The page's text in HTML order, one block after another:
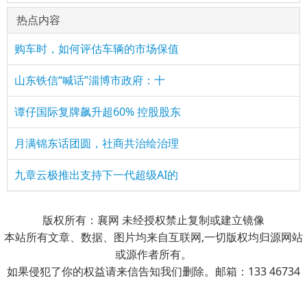
热点内容
购车时，如何评估车辆的市场保值
山东铁信“喊话”淄博市政府：十
谭仔国际复牌飙升超60% 控股股东
月满锦东话团圆，社商共治绘治理
九章云极推出支持下一代超级AI的
版权所有：襄网 未经授权禁止复制或建立镜像
本站所有文章、数据、图片均来自互联网,一切版权均归源网站
或源作者所有。
如果侵犯了你的权益请来信告知我们删除。邮箱：133 46734